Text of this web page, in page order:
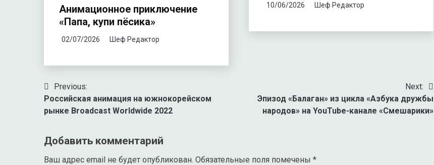
Анимационное приключение
«Папа, купи пёсика»
02/07/2026 Шеф Редактор
10/06/2026 Шеф Редактор
Навигация
по
Previous:
Российская анимация на южнокорейском
рынке Broadcast Worldwide 2022
Next:
Эпизод «Балаган» из цикла «Азбука дружбы
народов» на YouTube-канале «Смешарики»
Добавить комментарий
Ваш адрес email не будет опубликован. Обязательные поля помечены *